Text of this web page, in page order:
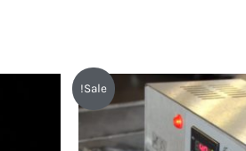
Sale!
המחיר
הנוכחי
הוא:
₪6,199.
למוצר
זה
יש